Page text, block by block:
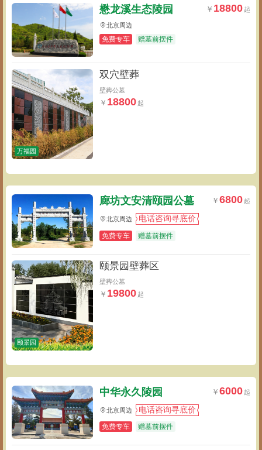
懋龙溪生态陵园 18800
北京周边
免费专车 赠墓前摆件
万福园
双穴壁葬
壁葬公墓
18800
廊坊文安清颐园公墓 6800
北京周边 电话咨询寻底价
免费专车 赠墓前摆件
颐景园
颐景园壁葬区
壁葬公墓
19800
中华永久陵园 6000
北京周边 电话咨询寻底价
免费专车 赠墓前摆件